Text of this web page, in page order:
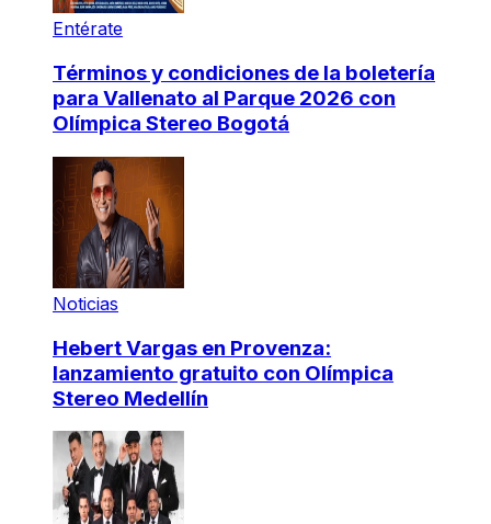
Entérate
Términos y condiciones de la boletería
para Vallenato al Parque 2026 con
Olímpica Stereo Bogotá
Noticias
Hebert Vargas en Provenza:
lanzamiento gratuito con Olímpica
Stereo Medellín